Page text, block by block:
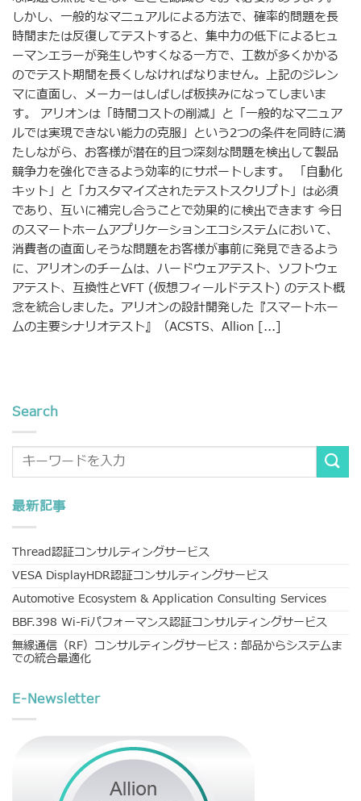
しかし、一般的なマニュアルによる方法で、確率的問題を長
時間または反復してテストすると、集中力の低下によるヒュ
ーマンエラーが発生しやすくなる一方で、工数が多くかかる
のでテスト期間を長くしなければなりません。上記のジレン
マに直面し、メーカーはしばしば板挟みになってしまいま
す。 アリオンは「時間コストの削減」と「一般的なマニュア
ルでは実現できない能力の克服」という2つの条件を同時に満
たしながら、お客様が潜在的且つ深刻な問題を検出して製品
競争力を強化できるよう効率的にサポートします。 「自動化
キット」と「カスタマイズされたテストスクリプト」は必須
であり、互いに補完し合うことで効果的に検出できます 今日
のスマートホームアプリケーションエコシステムにおいて、
消費者の直面しそうな問題をお客様が事前に発見できるよう
に、アリオンのチームは、ハードウェアテスト、ソフトウェ
アテスト、互換性とVFT (仮想フィールドテスト) のテスト概
念を統合しました。アリオンの設計開発した『スマートホー
ムの主要シナリオテスト』（ACSTS、Allion [...]
Search
最新記事
Thread認証コンサルティングサービス
VESA DisplayHDR認証コンサルティングサービス
Automotive Ecosystem & Application Consulting Services
BBF.398 Wi-Fiパフォーマンス認証コンサルティングサービス
無線通信（RF）コンサルティングサービス：部品からシステムま
での統合最適化
E-Newsletter